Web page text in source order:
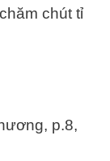
chút tỉ
p.8,